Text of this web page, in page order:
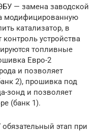
— замена заводской
модифицированную
катализатор, в
устройства
топливные
Евро-2
и позволяет
2), прошивка под
зонд и позволяет
(банк 1).
этап при